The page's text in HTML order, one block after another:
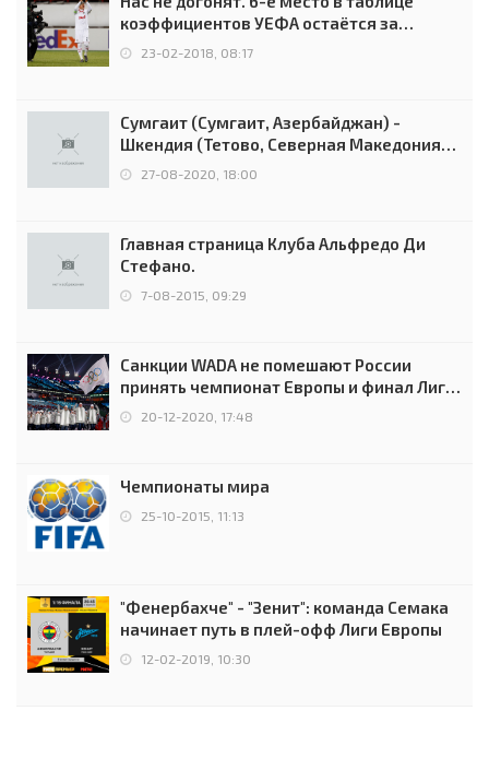
коэффициентов УЕФА остаётся за
Россией
23-02-2018, 08:17
Сумгаит (Сумгаит, Азербайджан) -
Шкендия (Тетово, Северная Македония) -
0:2 (0:0)
27-08-2020, 18:00
Главная страница Клуба Альфредо Ди
Стефано.
7-08-2015, 09:29
Санкции WADA не помешают России
принять чемпионат Европы и финал Лиги
чемпионов.
20-12-2020, 17:48
Чемпионаты мира
25-10-2015, 11:13
"Фенербахче" - "Зенит": команда Семака
начинает путь в плей-офф Лиги Европы
12-02-2019, 10:30